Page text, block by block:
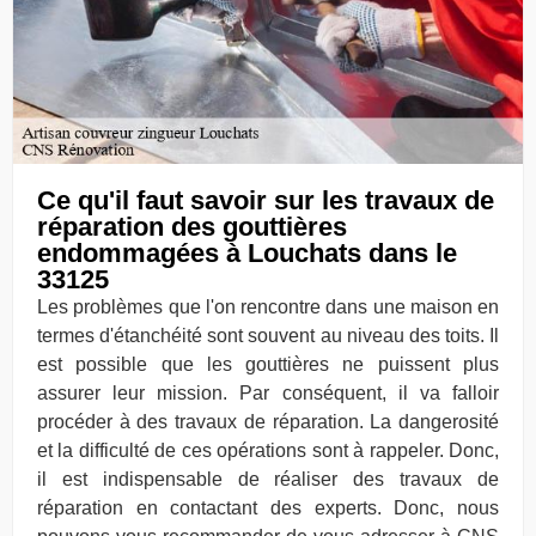
Ce qu'il faut savoir sur les travaux de
réparation des gouttières
endommagées à Louchats dans le
33125
Les problèmes que l'on rencontre dans une maison en
termes d'étanchéité sont souvent au niveau des toits. Il
est possible que les gouttières ne puissent plus
assurer leur mission. Par conséquent, il va falloir
procéder à des travaux de réparation. La dangerosité
et la difficulté de ces opérations sont à rappeler. Donc,
il est indispensable de réaliser des travaux de
réparation en contactant des experts. Donc, nous